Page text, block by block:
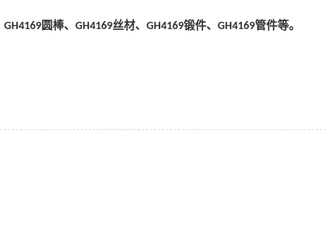
GH4169圆棒、 GH4169丝材、 GH4169锻件、 GH4169管件等。